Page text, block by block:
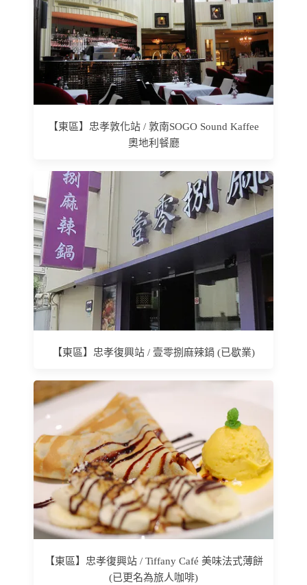
【東區】忠孝敦化站 / 敦南SOGO Sound Kaffee
奧地利餐廳
【東區】忠孝復興站 / 壹零捌麻辣鍋 (已歇業)
【東區】忠孝復興站 / Tiffany Café 美味法式薄餅
(已更名為旅人咖啡)